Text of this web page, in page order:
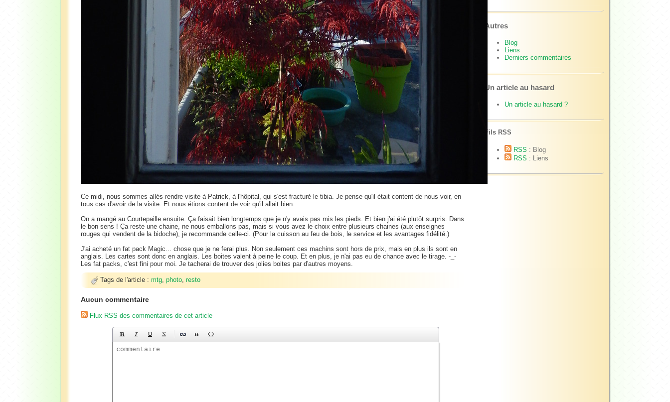
Autres
Blog
Liens
Derniers commentaires
Un article au hasard
Un article au hasard ?
Fils RSS
RSS : Blog
RSS : Liens
Ce midi, nous sommes allés rendre visite à Patrick, à l'hôpital, qui s'est fracturé le tibia. Je pense qu'il était content de nous voir, en
tous cas d'avoir de la visite. Et nous étions content de voir qu'il allait bien.
On a mangé au Courtepaille ensuite. Ça faisait bien longtemps que je n'y avais pas mis les pieds. Et bien j'ai été plutôt surpris. Dans
le bon sens ! Ça reste une chaine, ne nous emballons pas, mais si vous avez le choix entre plusieurs chaines (aux enseignes
rouges qui vendent de la bidoche), je recommande celle-ci. (Pour la cuisson au feu de bois, le service et les avantages fidélité.)
J'ai acheté un fat pack Magic... chose que je ne ferai plus. Non seulement ces machins sont hors de prix, mais en plus ils sont en
anglais. Les cartes sont donc en anglais. Les boites valent à peine le coup. Et en plus, je n'ai pas eu de chance avec le tirage. -_-
Les fat packs, c'est fini pour moi. Je tacherai de trouver des jolies boites par d'autres moyens.
Tags de l'article : mtg, photo, resto
Aucun commentaire
Flux RSS des commentaires de cet article